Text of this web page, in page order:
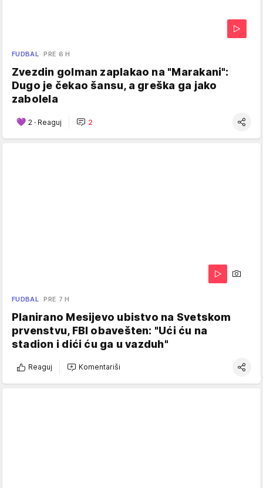
FUDBAL PRE 6 H
Zvezdin golman zaplakao na "Marakani":
Dugo je čekao šansu, a greška ga jako
zabolela
2 · Reaguj 2
FUDBAL PRE 7 H
Planirano Mesijevo ubistvo na Svetskom
prvenstvu, FBI obavešten: "Ući ću na
stadion i dići ću ga u vazduh"
Reaguj Komentariši